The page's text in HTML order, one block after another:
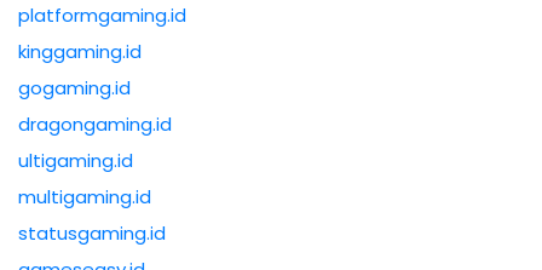
platformgaming.id
kinggaming.id
gogaming.id
dragongaming.id
ultigaming.id
multigaming.id
statusgaming.id